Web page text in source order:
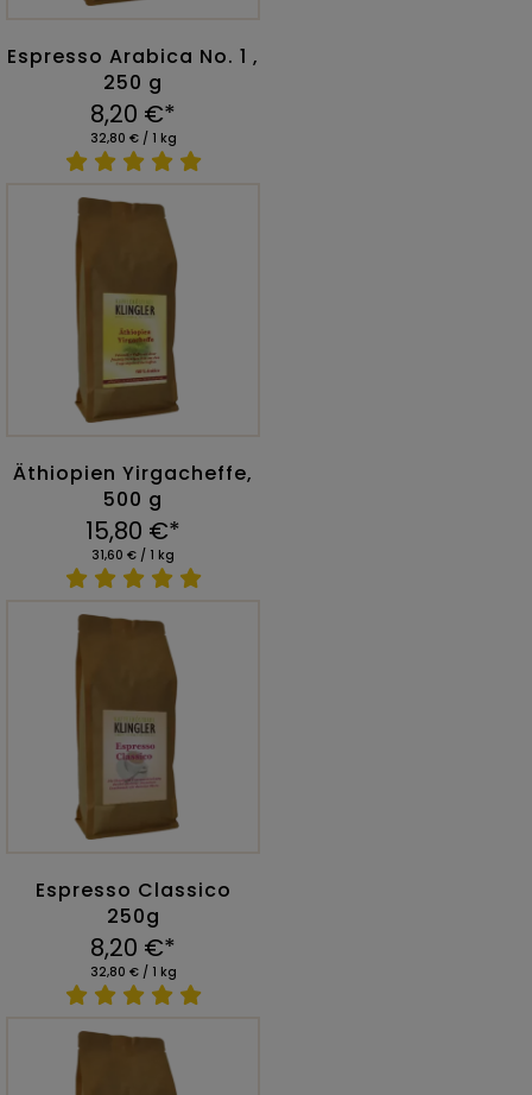
Espresso Arabica No. 1 ,
250 g
8,20 €*
32,80 € / 1 kg
Äthiopien Yirgacheffe,
500 g
15,80 €*
31,60 € / 1 kg
Espresso Classico
250g
8,20 €*
32,80 € / 1 kg